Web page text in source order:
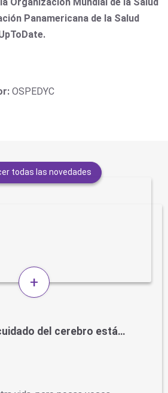
Panamericana de la Salud
OSPEDYC
todas las novedades
+
del cerebro está…